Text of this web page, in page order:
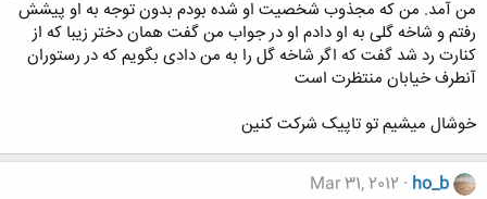
من آمد. من که مجذوب شخصیت او شده بودم بدون توجه به او پیشش
رفتم و شاخه گلی به او دادم او در جواب من گفت همان دختر زیبا که از
کنارت رد شد گفت که اگر شاخه گل را به من دادی بگویم که در رستوران
آنطرف خیابان منتظرت است
خوشال میشیم تو تاپیک شرکت کنین
ho_b
Mar 31, 2012